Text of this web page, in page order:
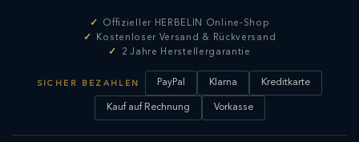
Offizieller HERBELIN Online-Shop
Kostenloser Versand & Rückversand
2 Jahre Herstellergarantie
SICHER BEZAHLEN PayPal Klarna Kreditkarte
Kauf auf Rechnung Vorkasse